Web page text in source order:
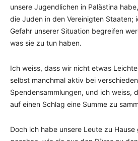
unsere Jugendlichen in Palästina
die Juden in den Vereinigten Staaten;
Gefahr unserer Situation begreifen
was sie zu tun haben.
Ich weiss, dass wir nicht etwas
selbst manchmal aktiv bei
Spendensammlungen, und ich weiss,
auf einen Schlag eine Summe zu
Doch ich habe unsere Leute zu